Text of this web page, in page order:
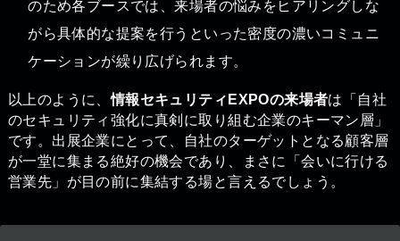
のため各ブースでは、来場者の悩みをヒアリングしな
がら具体的な提案を行うといった密度の濃いコミュニ
ケーションが繰り広げられます。
以上のように、情報セキュリティEXPOの来場者は「自社
のセキュリティ強化に真剣に取り組む企業のキーマン層」
です。出展企業にとって、自社のターゲットとなる顧客層
が一堂に集まる絶好の機会であり、まさに「会いに行ける
営業先」が目の前に集結する場と言えるでしょう。